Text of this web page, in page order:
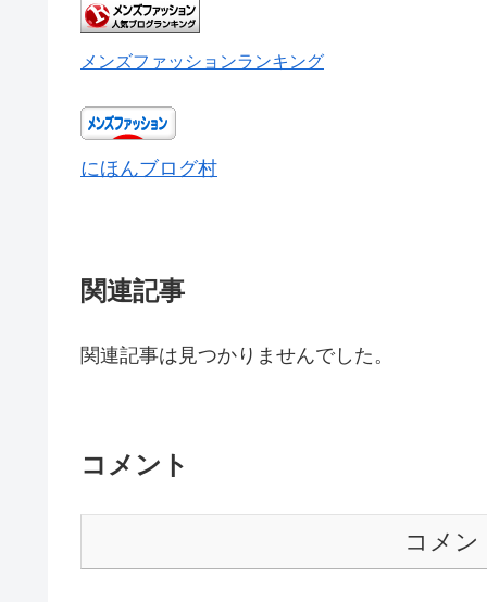
メンズファッションランキング
にほんブログ村
関連記事
関連記事は見つかりませんでした。
コメント
コメン